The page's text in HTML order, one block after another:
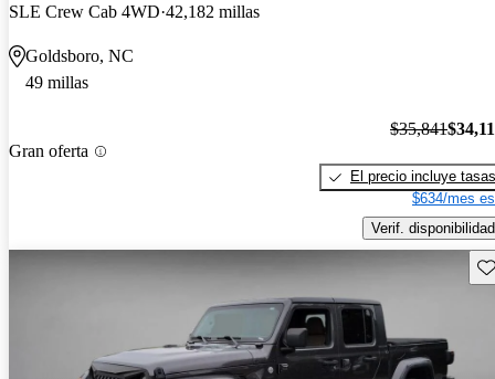
SLE Crew Cab 4WD 42,182 millas
Goldsboro, NC
49 millas
Gran oferta
$35,841
El precio incluye tasas
$634/mes
Verif. disponibilidad